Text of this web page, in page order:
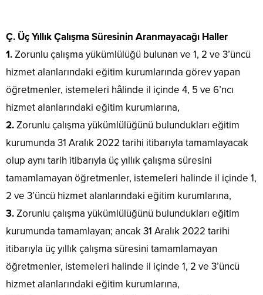
Ç. Üç Yıllık Çalışma Süresinin Aranmayacağı Haller
1.Zorunlu çalışma yükümlülüğü bulunan ve 1, 2 ve 3’üncü
hizmet alanlarındaki eğitim kurumlarında görev yapan
öğretmenler, istemeleri hâlinde il içinde 4, 5 ve 6’ncı
hizmet alanlarındaki eğitim kurumlarına,
2.Zorunlu çalışma yükümlülüğünü bulundukları eğitim
kurumunda 31 Aralık 2022 tarihi itibarıyla tamamlayacak
olup aynı tarih itibarıyla üç yıllık çalışma süresini
tamamlamayan öğretmenler, istemeleri halinde il içinde 1,
2 ve 3’üncü hizmet alanlarındaki eğitim kurumlarına,
3.Zorunlu çalışma yükümlülüğünü bulundukları eğitim
kurumunda tamamlayan; ancak 31 Aralık 2022 tarihi
itibarıyla üç yıllık çalışma süresini tamamlamayan
öğretmenler, istemeleri halinde il içinde 1, 2 ve 3’üncü
hizmet alanlarındaki eğitim kurumlarına,